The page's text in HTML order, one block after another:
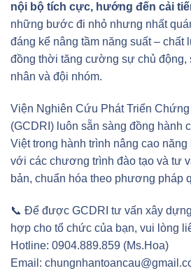
nội bộ tích cực, hướng đến cải
những bước đi nhỏ nhưng nhất
đáng kể nâng tầm năng suất – chất
đồng thời tăng cường sự chủ động,
nhân và đội nhóm.
Viện Nghiên Cứu Phát Triển
(GCDRI) luôn sẵn sàng đồng hành
Việt trong hành trình nâng cao
với các chương trình đào tạo và tư
bản, chuẩn hóa theo phương pháp
📞 Để được GCDRI tư vấn xây
hợp cho tổ chức của bạn, vui lòng
Hotline: 0904.889.859 (Ms.Hoa)
Email: